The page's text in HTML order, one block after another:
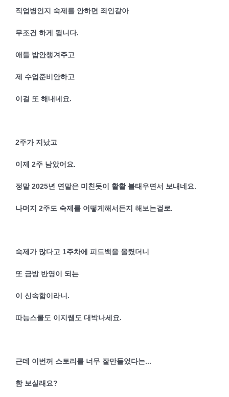
직업병인지 숙제를 안하면 죄인같아
무조건 하게 됩니다.
애들 밥안챙겨주고
제 수업준비안하고
이걸 또 해내네요.
2주가 지났고
이제 2주 남았어요.
정말 2025년 연말은 미친듯이 활활 불태우면서 보내네요.
나머지 2주도 숙제를 어떻게해서든지 해보는걸로.
숙제가 많다고 1주차에 피드백을 올렸더니
또 금방 반영이 되는
이 신속함이라니.
따능스쿨도 이지쌤도 대박나세요.
근데 이번꺼 스토리를 너무 잘만들었다는...
함 보실래요?